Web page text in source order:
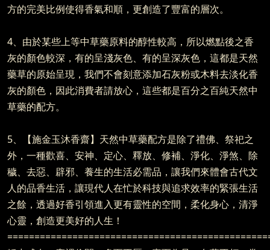
方的完美比例使得香氣和順，更創造了豐富的層次。
4、由於某些上等中草藥原料的醇性較高，所以燃點後之香
灰的顏色較深，有的呈淺灰色、有的呈深灰色，這都是天然
藥草的原始呈現，我們不會刻意添加石灰粉或木料去淡化香
灰的顏色，因此消費者請放心，這些都是百分之百純天然中
草藥的配方。
5、【施金玉沐香齋】天然中草藥配方是除了禮佛、祭祀之
外，一種歡喜、安神、定心、釋放、修補、淨化、淨煞、除
穢、去惡、辟邪、養生的生活必需品，讓我們來體會古代文
人的品香生活，讓現代人在忙於科技與追求效率的緊張生活
之餘，透過好香引領進入更有靈性的空間，柔化身心，清淨
心靈，創造更美好的人生！